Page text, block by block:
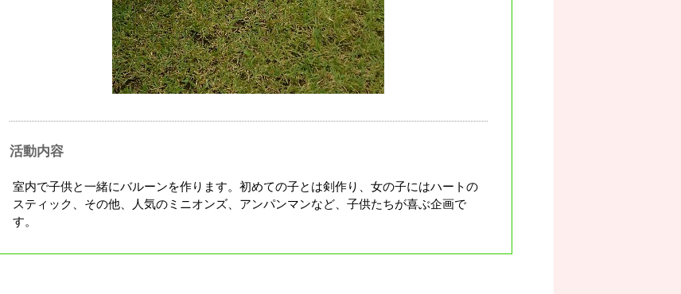
活動内容
室内で子供と一緒にバルーンを作ります。初めての子とは剣作り、女の子にはハートの
スティック、その他、人気のミニオンズ、アンパンマンなど、子供たちが喜ぶ企画で
す。